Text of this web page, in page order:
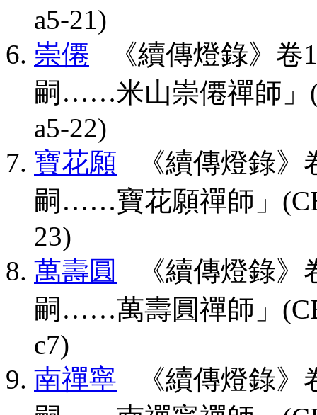
a5-21)
崇僊 《續傳燈錄》卷
嗣……米山崇僊禪師」
a5-22)
寶花願 《續傳燈錄》
嗣……寶花願禪師」
23)
萬壽圓
《續傳燈錄》
嗣……萬壽圓禪師」
c7)
南禪寧 《續傳燈錄》